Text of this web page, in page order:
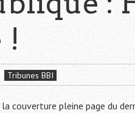
!
Tribunes BBI
couverture pleine page du